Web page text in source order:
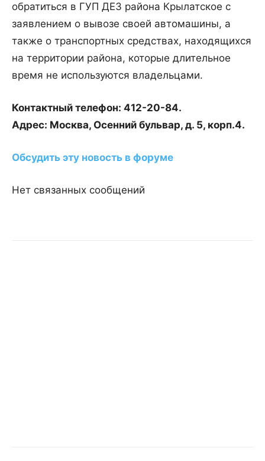
обратиться в ГУП ДЕЗ района Крылатское с
заявлением о вывозе своей автомашины, а
также о транспортных средствах, находящихся
на территории района, которые длительное
время не используются владельцами.
Контактный телефон: 412-20-84.
Адрес: Москва, Осенний бульвар, д. 5, корп.4.
Обсудить эту новость в форуме
Нет связанных сообщений